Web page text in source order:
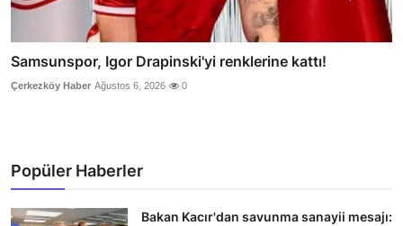
Samsunspor, Igor Drapinski'yi renklerine kattı!
Çerkezköy Haber Ağustos 6, 2026 0
Popüler Haberler
Bakan Kacır'dan savunma sanayii mesajı: